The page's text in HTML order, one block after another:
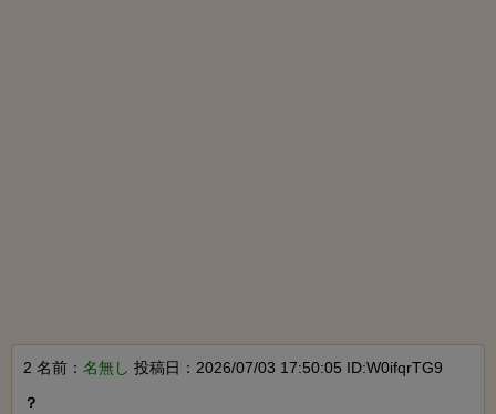
2 名前： 名無し 投稿日：2026/07/03 17:50:05 ID:W0ifqrTG9
？